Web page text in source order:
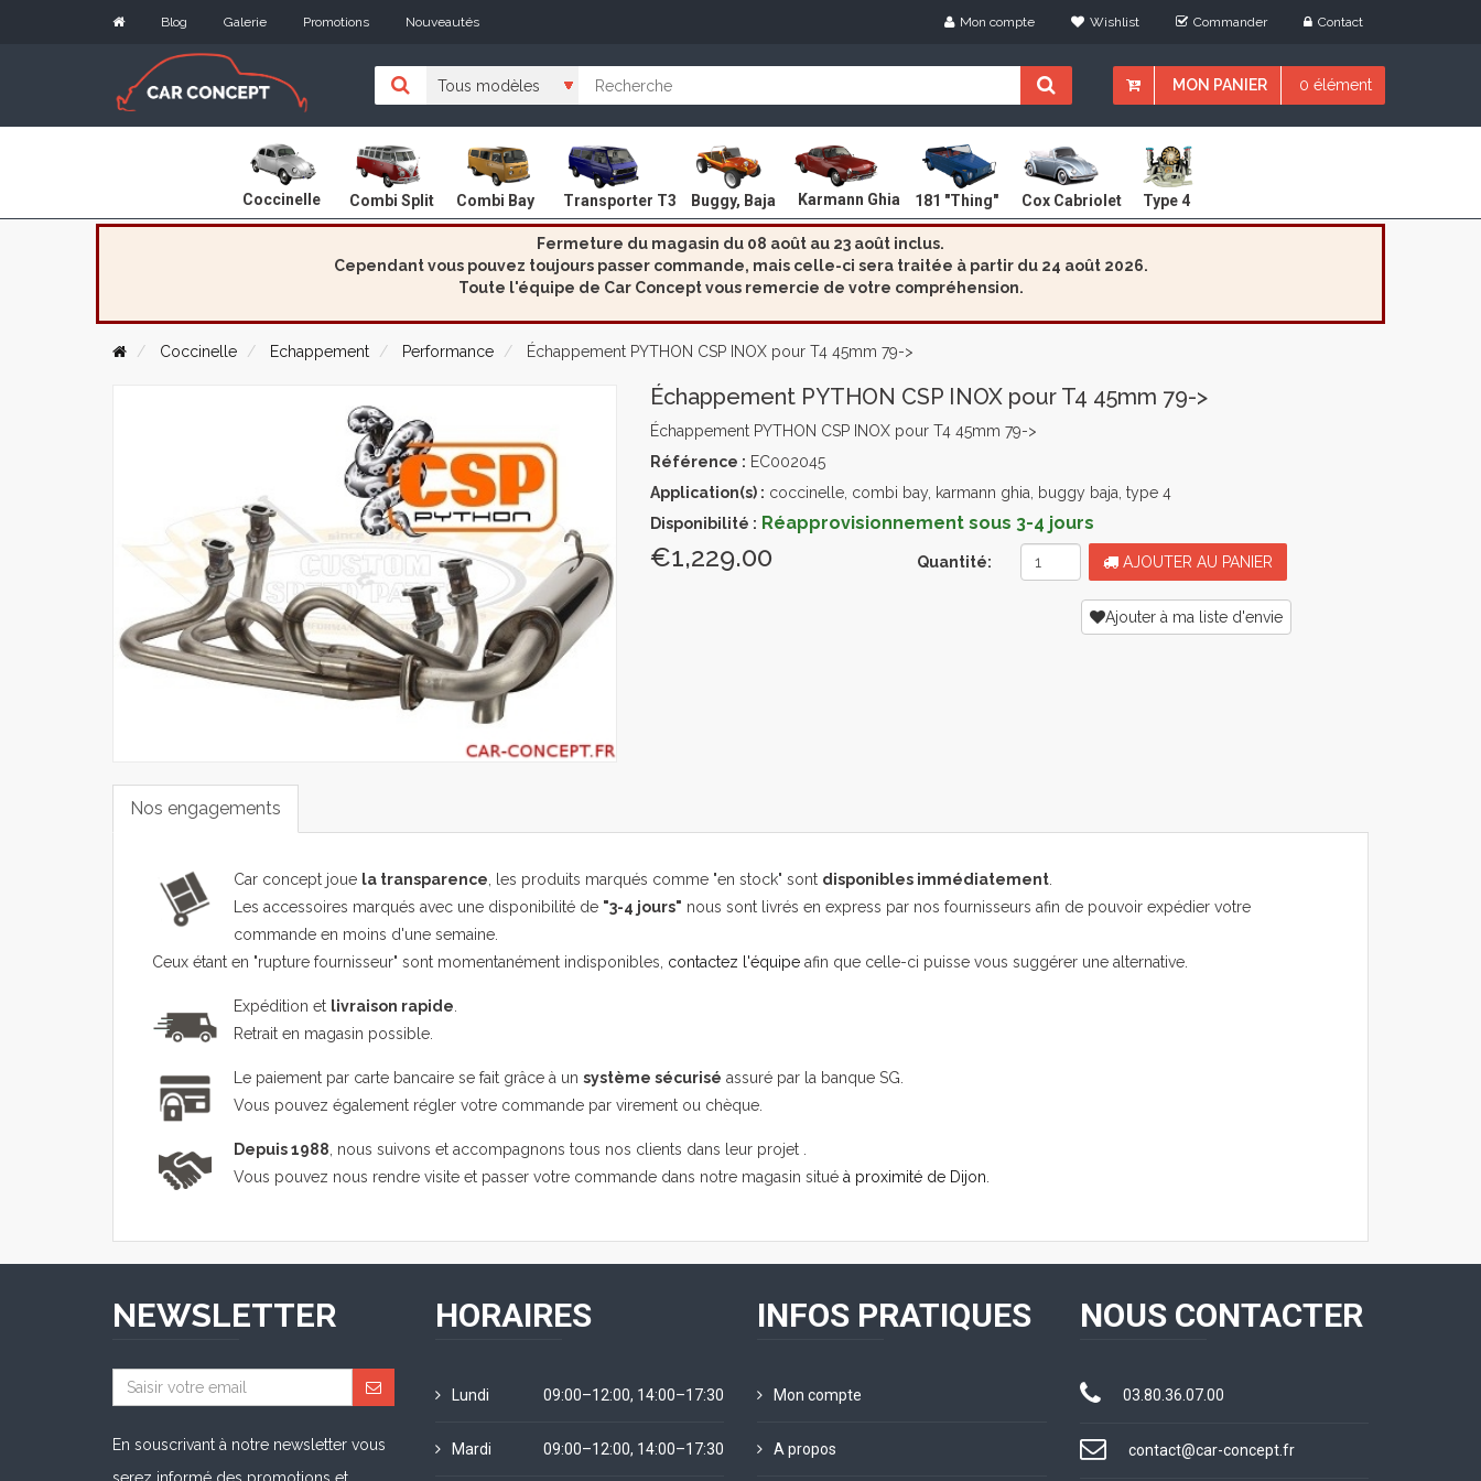
Blog Galerie Promotions Nouveautés Mon compte Wishlist Commander Contact
MON PANIER 0 élément
Coccinelle Combi Split Combi Bay Transporter T3 Buggy, Baja Karmann Ghia 181 "Thing" Cox Cabriolet Type 4
Fermeture du magasin du 08 août au 23 août inclus.
Cependant vous pouvez toujours passer commande, mais celle-ci sera traitée à partir du 24 août 2026.
Toute l'équipe de Car Concept vous remercie de votre compréhension.
Coccinelle Echappement Performance Échappement PYTHON CSP INOX pour T4 45mm 79->
Échappement PYTHON CSP INOX pour T4 45mm 79->
Échappement PYTHON CSP INOX pour T4 45mm 79->
Référence : EC002045
Application(s) : coccinelle, combi bay, karmann ghia, buggy baja, type 4
Disponibilité : Réapprovisionnement sous 3-4 jours
€1,229.00 Quantité: AJOUTER AU PANIER
Ajouter à ma liste d'envie
Nos engagements
Car concept joue la transparence , les produits marqués comme "en stock" sont disponibles immédiatement
Les accessoires marqués avec une disponibilité de "3-4 jours" nous sont livrés en express par nos fournisseurs afin de pouvoir expédier votre
commande en moins d'une semaine.
Ceux étant en "rupture fournisseur" sont momentanément indisponibles, contactez l'équipe afin que celle-ci puisse vous suggérer une alternative.
Expédition et livraison rapide
Retrait en magasin possible.
Le paiement par carte bancaire se fait grâce à un système sécurisé assuré par la banque SG.
Vous pouvez également régler votre commande par virement ou chèque.
Depuis 1988 , nous suivons et accompagnons tous nos clients dans leur projet .
Vous pouvez nous rendre visite et passer votre commande dans notre magasin situé à proximité de Dijon
NEWSLETTER
En souscrivant à notre newsletter vous
HORAIRES
Lundi 09:00–12:00, 14:00–17:30
Mardi 09:00–12:00, 14:00–17:30
INFOS PRATIQUES
Mon compte
A propos
NOUS CONTACTER
03.80.36.07.00
contact@car-concept.fr